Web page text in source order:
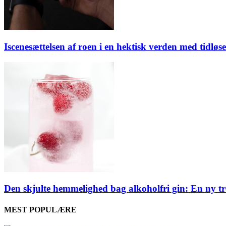
Iscenesættelsen af roen i en hektisk verden med
Den skjulte hemmelighed bag alkoholfri gin: En ny
MEST POPULÆRE